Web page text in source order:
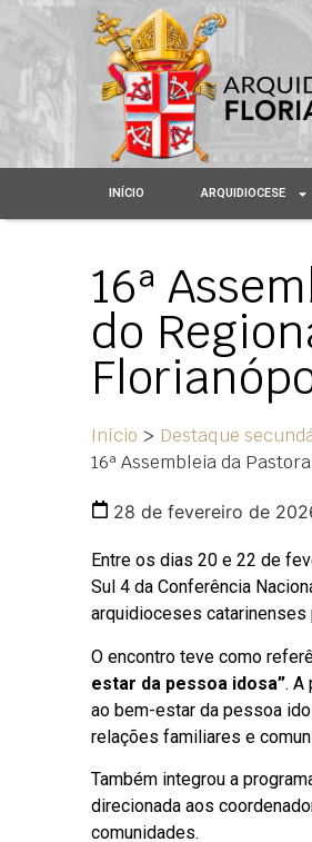
INÍCIO ARQUIDIOCESE
16ª
do
Início > Destaque
16ª Assembleia da
28 de fevereiro de
Entre os dias 20 e 22 de
Sul 4 da Conferência
arquidioceses catarinenses
O encontro teve como
estar da pessoa idosa”. A
ao bem-estar da pessoa
relações familiares e
Também integrou a
direcionada aos
comunidades.